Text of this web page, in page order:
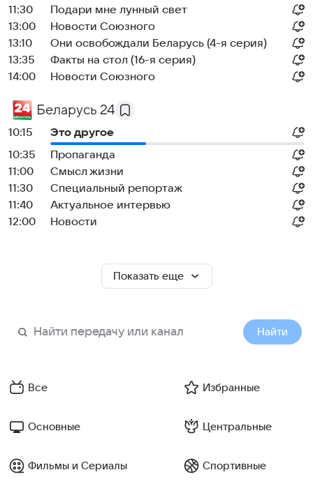
11:30
Подари мне лунный свет
13:00
Новости Союзного
13:10
Они освобождали Беларусь (4-я серия)
13:35
Факты на стол (16-я серия)
14:00
Новости Союзного
Беларусь 24
10:15
Это другое
10:35
Пропаганда
11:00
Смысл жизни
11:30
Специальный репортаж
11:40
Актуальное интервью
12:00
Новости
Показать еще
Найти
Все Избранные
Основные Центральные
Фильмы и Сериалы Спортивные